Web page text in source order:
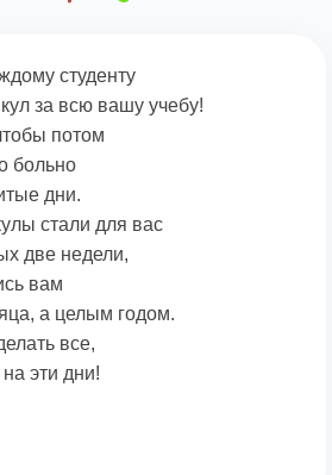
студенту
за всю вашу учебу!
потом
больно
дни.
стали для вас
две недели,
вам
а целым годом.
все,
эти дни!